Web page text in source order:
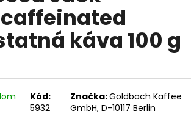
káva 100 g
Kód:
5932
Značka:Goldbach Kaffee
GmbH, D-10117 Berlin